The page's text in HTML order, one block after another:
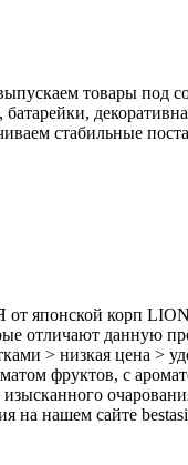
товары под
стабильные
японской корп
отличают данную
> низкая цена >
фруктов, с
на нашем сайте